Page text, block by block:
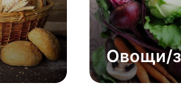
Овощи/